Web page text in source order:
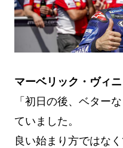
マーベリック・ヴィ
「初日の後、ベター
ていました。
良い始まり方ではな